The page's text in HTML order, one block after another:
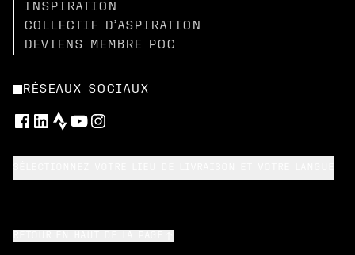
INSPIRATION
COLLECTIF D’ASPIRATION
DEVIENS MEMBRE POC
RÉSEAUX SOCIAUX